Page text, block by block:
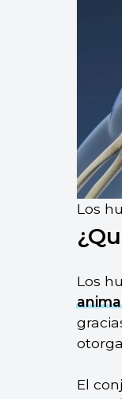
Los
Los
El